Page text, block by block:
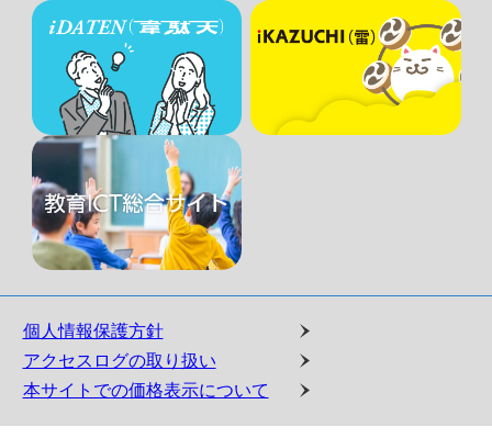
個人情報保護方針
アクセスログの取り扱い
本サイトでの価格表示について